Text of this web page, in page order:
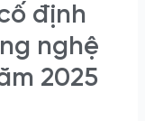
định
nghệ
2025